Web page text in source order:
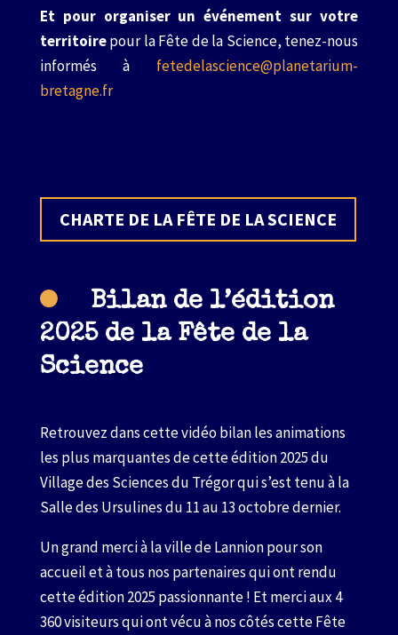
Et pour organiser un événement sur votre
territoirepour la Fête de la Science, tenez-nous
informés à fetedelascience@planetarium-
bretagne.fr
CHARTE DE LA FÊTE DE LA SCIENCE
Bilan de l’édition
2025 de la Fête de la
Science
Retrouvez dans cette vidéo bilan les animations
les plus marquantes de cette édition 2025 du
Village des Sciences du Trégor qui s’est tenu à la
Salle des Ursulines du 11 au 13 octobre dernier.
Un grand merci à la ville de Lannion pour son
accueil et à tous nos partenaires qui ont rendu
cette édition 2025 passionnante ! Et merci aux 4
360 visiteurs qui ont vécu à nos côtés cette Fête